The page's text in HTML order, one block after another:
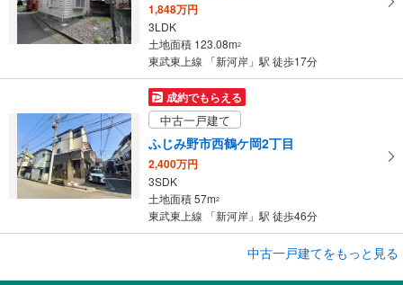
1,848万円
3LDK
土地面積 123.08m2
東武東上線 「新河岸」駅 徒歩17分
成約でもらえる
中古一戸建て
ふじみ野市西鶴ケ岡2丁目
2,400万円
3SDK
土地面積 57m2
東武東上線 「新河岸」駅 徒歩46分
中古一戸建てをもっと見る